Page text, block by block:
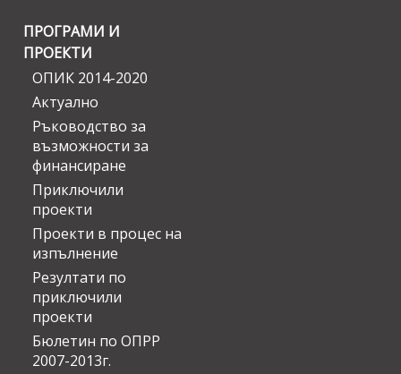
ПРОГРАМИ И
ПРОЕКТИ
ОПИК 2014-2020
Актуално
Ръководство за
възможности за
финансиране
Приключили
проекти
Проекти в процес на
изпълнение
Резултати по
приключили
проекти
Бюлетин по ОПРР
2007-2013г.